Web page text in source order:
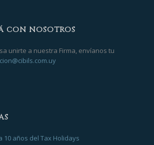
CON NOSOTROS
unirte a nuestra Firma, envíanos tu
10 años del Tax Holidays